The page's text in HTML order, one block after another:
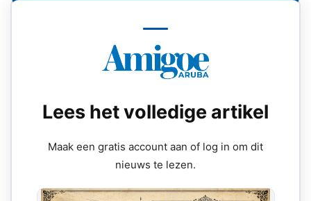
Lees het volledige artikel
Maak een gratis account aan of log in om dit
nieuws te lezen.